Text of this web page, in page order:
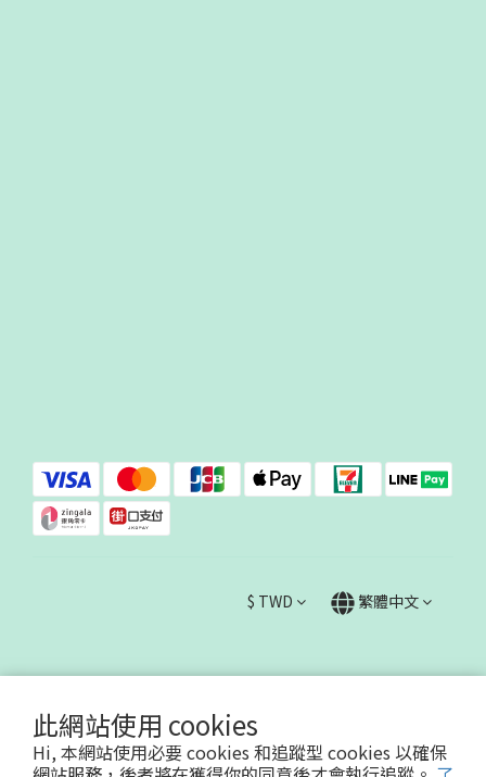
此網站使用 cookies
Hi, 本網站使用必要 cookies 和追蹤型 cookies 以確保
$ TWD 繁體中文
哇哇蛙國際事業有限公司90623730